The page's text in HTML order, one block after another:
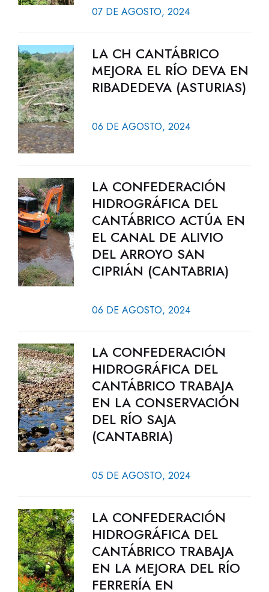
07 DE AGOSTO, 2024
LA CH CANTÁBRICO
MEJORA EL RÍO DEVA EN
RIBADEDEVA (ASTURIAS)
06 DE AGOSTO, 2024
LA CONFEDERACIÓN
HIDROGRÁFICA DEL
CANTÁBRICO ACTÚA EN
EL CANAL DE ALIVIO
DEL ARROYO SAN
CIPRIÁN (CANTABRIA)
06 DE AGOSTO, 2024
LA CONFEDERACIÓN
HIDROGRÁFICA DEL
CANTÁBRICO TRABAJA
EN LA CONSERVACIÓN
DEL RÍO SAJA
(CANTABRIA)
05 DE AGOSTO, 2024
LA CONFEDERACIÓN
HIDROGRÁFICA DEL
CANTÁBRICO TRABAJA
EN LA MEJORA DEL RÍO
FERRERÍA EN